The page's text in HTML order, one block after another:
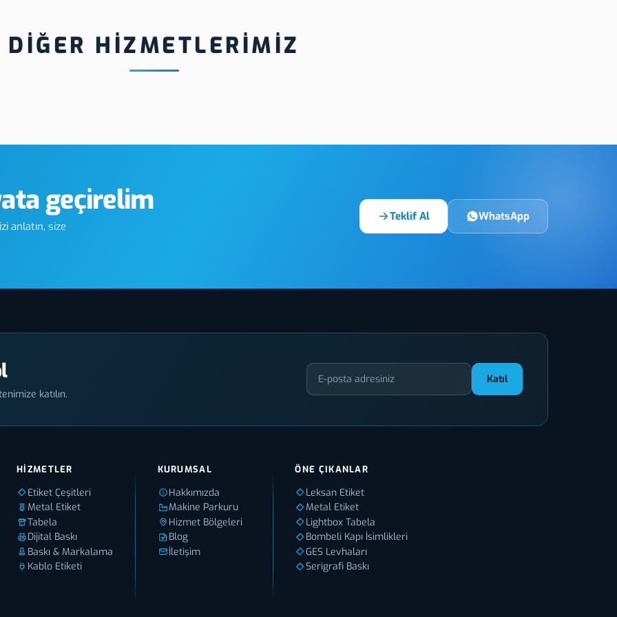
DİĞER HİZMETLERİMİZ
geçirelim
anlatın, size
Teklif Al WhatsApp
katılın.
Katıl
HIZMETLER
Etiket Çeşitleri
Metal Etiket
Tabela
Dijital Baskı
Baskı & Markalama
Kablo Etiketi
KURUMSAL
Hakkımızda
Makine Parkuru
Hizmet Bölgeleri
Blog
İletişim
ÖNE ÇIKANLAR
Leksan Etiket
Metal Etiket
Lightbox Tabela
Bombeli Kapı İsimlikleri
GES Levhaları
Serigrafi Baskı